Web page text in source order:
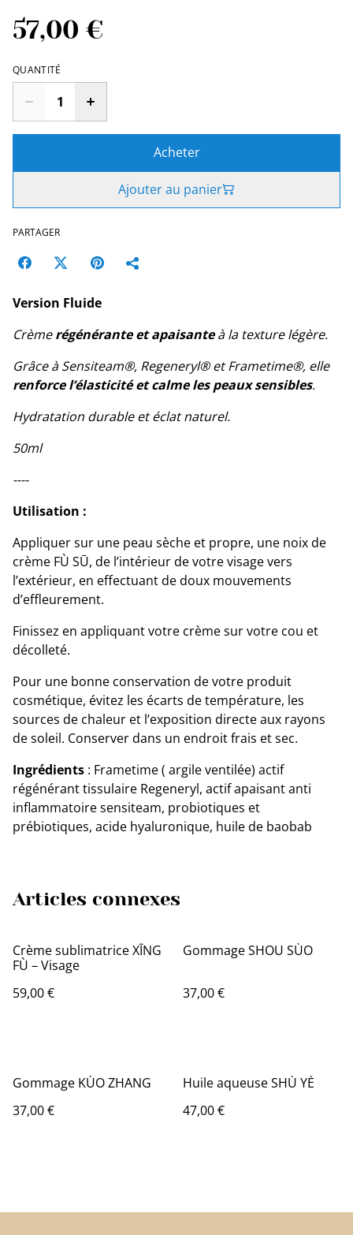
57,00 €
QUANTITÉ
Acheter
Ajouter au panier
PARTAGER
Version Fluide
Crèmerégénérante et apaisanteà la texture légère.
Grâce à Sensiteam®, Regeneryl® et Frametime®, elle
renforce l’élasticité et calme les peaux sensibles.
Hydratation durable et éclat naturel.
50ml
----
Utilisation :
Appliquer sur une peau sèche et propre, une noix de
crème FÙ SŪ, de l’intérieur de votre visage vers
l’extérieur, en effectuant de doux mouvements
d’effleurement.
Finissez en appliquant votre crème sur votre cou et
décolleté.
Pour une bonne conservation de votre produit
cosmétique, évitez les écarts de température, les
sources de chaleur et l’exposition directe aux rayons
de soleil. Conserver dans un endroit frais et sec.
Ingrédients : Frametime ( argile ventilée) actif
régénérant tissulaire Regeneryl, actif apaisant anti
inflammatoire sensiteam, probiotiques et
prébiotiques, acide hyaluronique, huile de baobab
Articles connexes
Crème sublimatrice XĪNG
FÙ – Visage
59,00 €
Gommage SHOU SÙO
37,00 €
Gommage KÙO ZHANG
37,00 €
Huile aqueuse SHÙ YÈ
47,00 €